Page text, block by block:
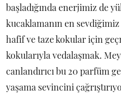
başladığında enerjimiz de
kucaklamanın en
hafif ve taze kokular için
kokularıyla vedalaşmak.
canlandırıcı bu 20 parfüm
yaşama sevincini